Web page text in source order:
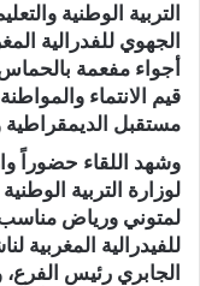
التربية الوطنية
الجهوي للفدرالية
أجواء مفعمة
قيم الانتماء
مستقبل
وشهد اللقاء حضوراً
لوزارة التربية
لمتوني ورياض
للفيدرالية
الجابري رئيس